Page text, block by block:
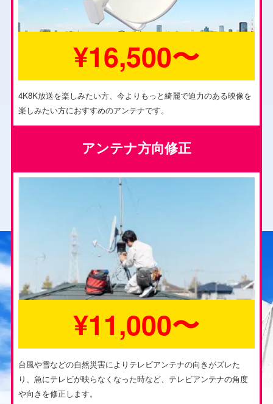
¥16,500〜
4K8K放送を楽しみたい方、今よりもっと綺麗で迫力のある映像を
楽しみたい方におすすめのアンテナです。
アンテナ方向修正
¥11,000〜
台風や雪などの自然災害によりテレビアンテナの向きがズレた
り、急にテレビが映らなくなった時など、テレビアンテナの角度
や向きを修正します。